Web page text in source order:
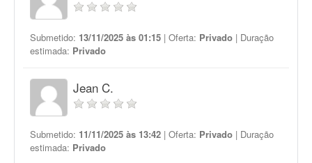
Submetido: 13/11/2025 às 01:15 | Oferta: Privado | Duração
estimada: Privado
Jean C.
Submetido: 11/11/2025 às 13:42 | Oferta: Privado | Duração
estimada: Privado